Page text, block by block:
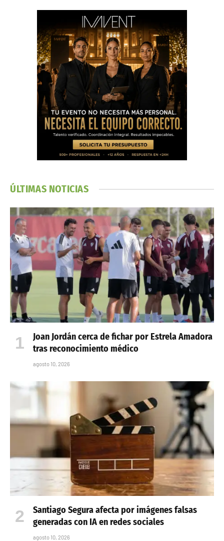
ÚLTIMAS NOTICIAS
Joan Jordán cerca de fichar por Estrela Amadora
tras reconocimiento médico
agosto 10, 2026
Santiago Segura afecta por imágenes falsas
generadas con IA en redes sociales
agosto 10, 2026